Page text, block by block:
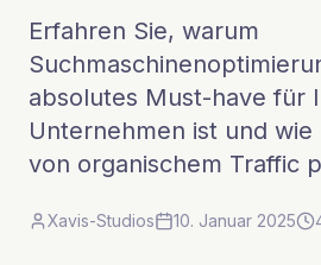
Erfahren Sie, warum
absolutes Must-have für
Unternehmen ist und wie
von organischem Traffic
Xavis-Studios 10. Januar 2025